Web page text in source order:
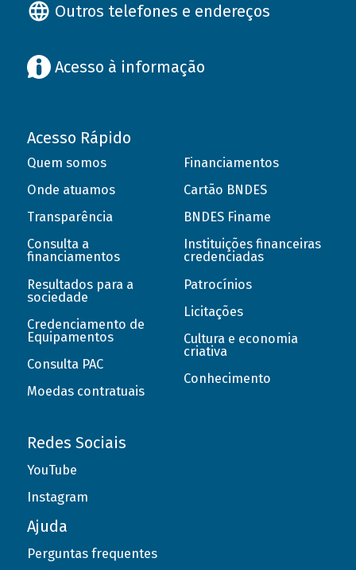
Outros telefones e endereços
Acesso à informação
Acesso Rápido
Quem somos
Onde atuamos
Transparência
Consulta a
financiamentos
Resultados para a
sociedade
Credenciamento de
Equipamentos
Consulta PAC
Moedas contratuais
Financiamentos
Cartão BNDES
BNDES Finame
Instituições financeiras
credenciadas
Patrocínios
Licitações
Cultura e economia
criativa
Conhecimento
Redes Sociais
YouTube
Instagram
Ajuda
Perguntas frequentes